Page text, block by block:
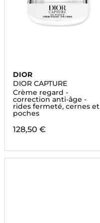
DIOR
DIOR CAPTURE
Crème regard -
correction anti-âge -
rides fermeté, cernes et
poches
128,50 €